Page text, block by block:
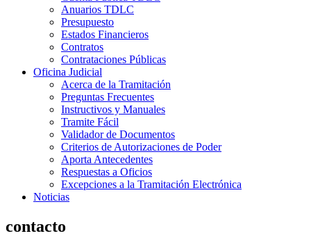
Anuarios TDLC
Presupuesto
Estados Financieros
Contratos
Contrataciones Públicas
Oficina Judicial
Acerca de la Tramitación
Preguntas Frecuentes
Instructivos y Manuales
Tramite Fácil
Validador de Documentos
Criterios de Autorizaciones de Poder
Aporta Antecedentes
Respuestas a Oficios
Excepciones a la Tramitación Electrónica
Noticias
contacto